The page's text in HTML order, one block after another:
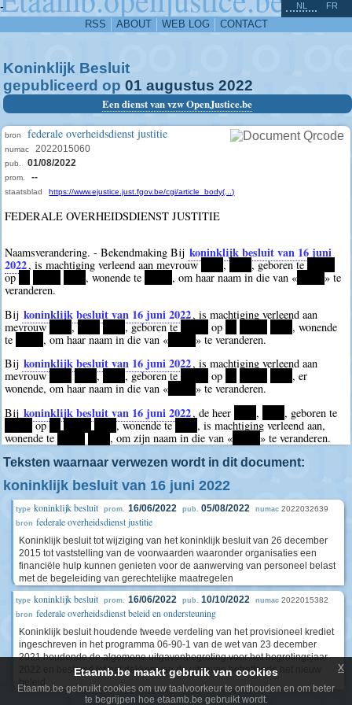
-
RSS ABOUT WEB LOG CONTACT
NL FR
Koninklijk Besluit
gepubliceerd op 01 augustus 2022
Een dienst van vzw OpenJustice.be
bron federale overheidsdienst justitie
numac 2022015060
pub. 01/08/2022
prom. --
staatsblad https://www.ejustice.just.fgov.be/cgi/article_body(...)
FEDERALE OVERHEIDSDIENST JUSTITIE
Naamsverandering. - Bekendmaking Bij koninklijk besluit van 16 juni
2022, is machtiging verleend aan mevrouw ****, ****, geboren te
op
****, wonende te *****, om haar naam in die van « *****» te
veranderen.
Bij koninklijk besluit van 16 juni 2022, is machtiging verleend aan
mevrouw
, , geboren te op
, wonende
te
, om haar naam in die van « *****» te veranderen.
Bij koninklijk besluit van 16 juni 2022, is machtiging verleend aan
mevrouw
****, ****, geboren te op ****, er
wonende, om haar naam in die van « *****» te veranderen.
Bij koninklijk besluit van 16 juni 2022, de heer ,
, geboren te
op ***** ****, wonende te
, is machtiging verleend aan,
wonende te ***** ****, om zijn naam in die van « *****» te veranderen.
Teksten waarnaar verwezen wordt in dit document:
koninklijk besluit van 16 juni 2022
type koninklijk besluit prom. 16/06/2022 pub. 05/08/2022 numac 2022032639
bron federale overheidsdienst justitie
Koninklijk besluit tot wijziging van het koninklijk besluit van 26 december
2015 tot vaststelling van de voorwaarden waaronder organisaties een
financiële hulp kunnen genieten voor de aanwerving van personeel belast
met de begeleiding van gerechtelijke maatregelen
type koninklijk besluit prom. 16/06/2022 pub. 10/10/2022 numac 2022015382
bron federale overheidsdienst beleid en ondersteuning
Koninklijk besluit houdende tweede verdeling van het provisioneel krediet
ingeschreven in het programma 06-90-1 van de wet van 23 december
2021 houdende de algemene uitgavenbegroting voor het begrotingsjaar
2022 en bestemd tot het dekken van de uitgaven betreffende het nieuw
beleid
^
Etaamb.be maakt gebruik van cookies
Etaamb.be gebruikt cookies om uw taalvoorkeur te onthouden en om beter
te begrijpen hoe etaamb.be gebruikt wordt.
x